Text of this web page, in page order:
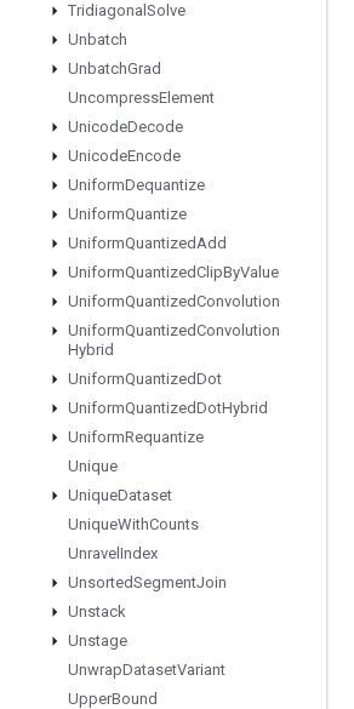
Tridiagonal Solve
Unbatch
UnbatchGrad
UncompressElement
UnicodeDecode
UnicodeEncode
UniformDequantize
UniformQuantize
UniformQuantizedAdd
UniformQuantizedClipByValue
UniformQuantizedConvolution
UniformQuantizedConvolution
Hybrid
UniformQuantizedDot
UniformQuantizedDotHybrid
UniformRequantize
Unique
UniqueDataset
UniqueWithCounts
Unravel Index
UnsortedSegmentJoin
Unstack
Unstage
UnwrapDatasetVariant
UpperBound